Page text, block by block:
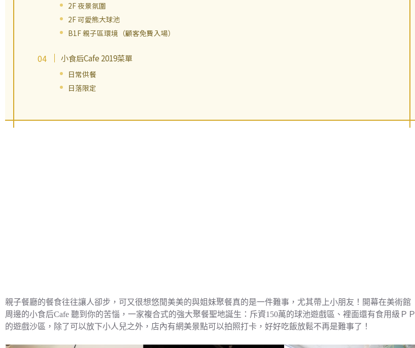
2F 夜景氛圍
2F 可愛熊大球池
B1F 親子區環境（顧客免費入場）
小食后Cafe 2019菜單
日常供餐
日落限定
親子餐廳的餐食往往讓人卻步，可又很想悠閒美美的與姐妹聚餐真的是一件難事，尤其帶上小朋友！開幕在美術館
周邊的小食后Cafe 聽到你的苦惱，一家複合式的強大聚餐聖地誕生：斥資150萬的球池遊戲區、裡面還有食用級ＰＰ
的遊戲沙區，除了可以放下小人兒之外，店內有網美景點可以拍照打卡，好好吃飯放鬆不再是難事了！